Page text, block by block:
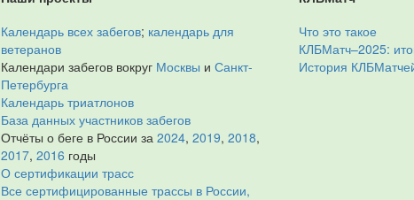
Календарь всех забегов; календарь для
ветеранов
Календари забегов вокруг Москвы и Санкт-
Петербурга
Календарь триатлонов
База данных участников забегов
Отчёты о беге в России за 2024, 2019, 2018,
2017, 2016 годы
О сертификации трасс
Все сертифицированные трассы в России,
Что это такое
КЛБМатч–2025:
История